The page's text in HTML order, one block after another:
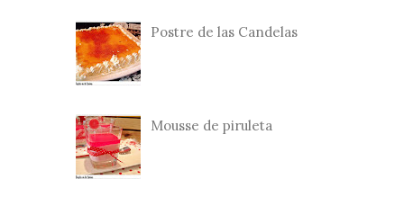
Postre de las Candelas
Mousse de piruleta